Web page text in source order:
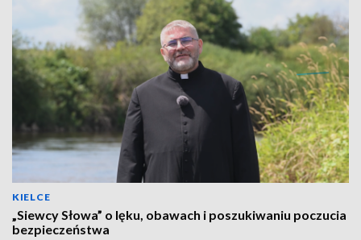
KIELCE
„Siewcy Słowa” o lęku, obawach i poszukiwaniu poczucia
bezpieczeństwa